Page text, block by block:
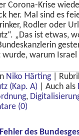
Corona-Krise
her. Mal sind es
Rodler oder
„Das ist etwas,
wurde, warum
Niko Härting
(Kap. A)
Auch als
,
(0)
des